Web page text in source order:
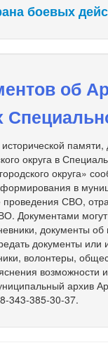
боевых
об
памяти,
округа в
округа»
в
проведения СВО,
Документами
документы
документы
волонтеры,
возможности
архив
343-385-30-37.